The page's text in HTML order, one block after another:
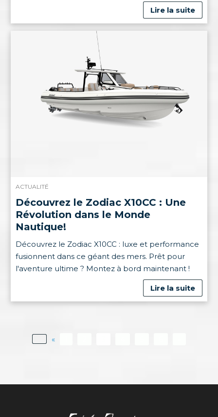
Lire la suite
ACTUALITÉ
Découvrez le Zodiac X10CC : Une
Révolution dans le Monde
Nautique!
Découvrez le Zodiac X10CC : luxe et performance
fusionnent dans ce géant des mers. Prêt pour
l'aventure ultime ? Montez à bord maintenant !
Lire la suite
«